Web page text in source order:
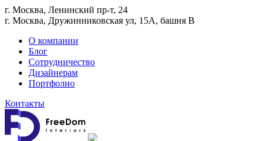
г. Москва, Ленинский пр-т, 24
г. Москва, Дружинниковская ул, 15А, башня В
О компании
Блог
Сотрудничество
Дизайнерам
Портфолио
Контакты